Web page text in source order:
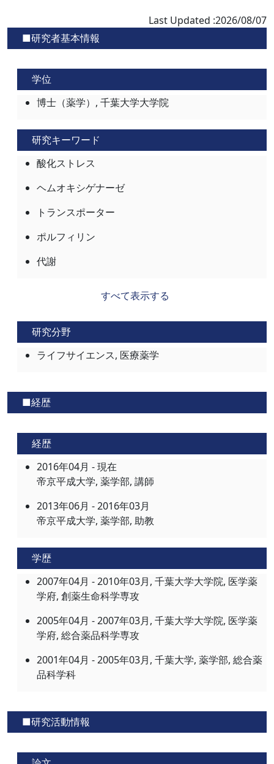
Last Updated :2026/08/07
■研究者基本情報
学位
博士（薬学）, 千葉大学大学院
研究キーワード
酸化ストレス
ヘムオキシゲナーゼ
トランスポーター
ポルフィリン
代謝
すべて表示する
研究分野
ライフサイエンス, 医療薬学
■経歴
経歴
2016年04月 - 現在
帝京平成大学, 薬学部, 講師
2013年06月 - 2016年03月
帝京平成大学, 薬学部, 助教
学歴
2007年04月 - 2010年03月, 千葉大学大学院, 医学薬
学府, 創薬生命科学専攻
2005年04月 - 2007年03月, 千葉大学大学院, 医学薬
学府, 総合薬品科学専攻
2001年04月 - 2005年03月, 千葉大学, 薬学部, 総合薬
品科学科
■研究活動情報